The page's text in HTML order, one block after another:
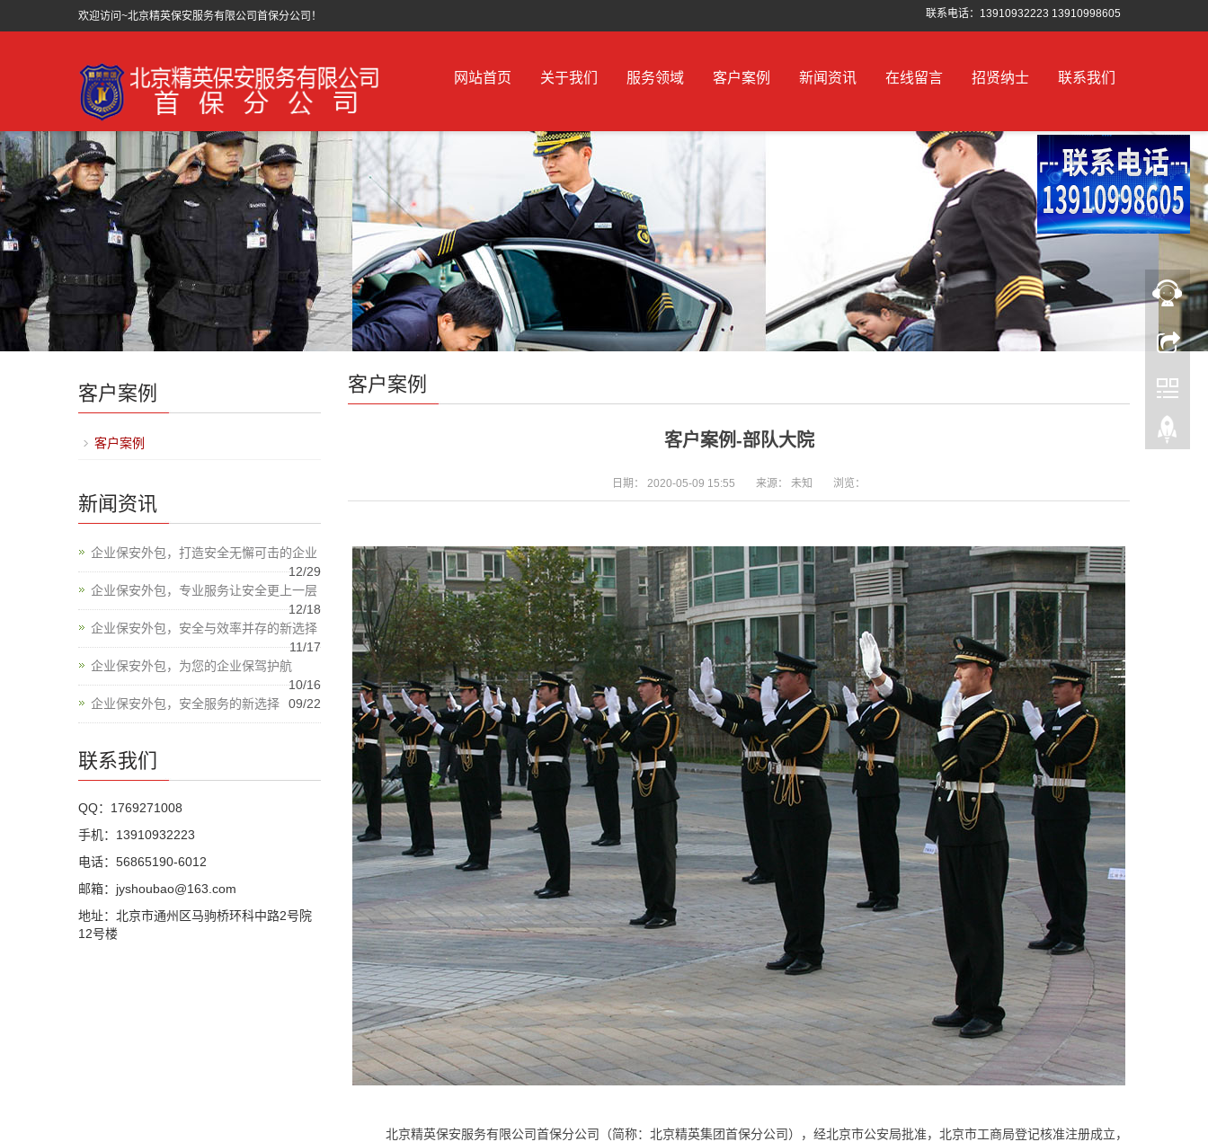
欢迎访问~北京精英保安服务有限公司首保分公司！ 联系电话：13910932223 13910998605
网站首页 关于我们 服务领域 客户案例 新闻资讯 在线留言 招贤纳士 联系我们
客户案例
客户案例-部队大院
日期： 2020-05-09 15:55 来源： 未知 浏览：
北京精英保安服务有限公司首保分公司（简称：北京精英集团首保分公司），经北京市公安局批准，北京市工商局登记核准注册成立，
客户案例
客户案例
新闻资讯
企业保安外包，打造安全无懈可击的企业
12/29
企业保安外包，专业服务让安全更上一层
12/18
企业保安外包，安全与效率并存的新选择
11/17
企业保安外包，为您的企业保驾护航
10/16
企业保安外包，安全服务的新选择
09/22
联系我们
QQ：1769271008
手机：13910932223
电话：56865190-6012
邮箱：jyshoubao@163.com
地址：北京市通州区马驹桥环科中路2号院
12号楼